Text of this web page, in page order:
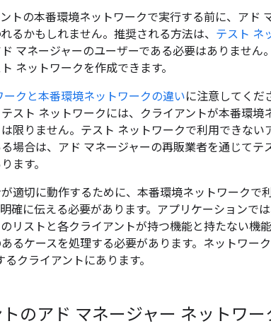
トの本番環境ネットワークで実行する前に、アド
るかもしれません。推奨される方法は、 テスト ネ
マネージャーのユーザーである必要はありません
ネットワークを作成できます。
ークと本番環境ネットワークの違いに注意してくだ
スト ネットワークには、クライアントが本番環境
限りません。テスト ネットワークで利用できない
場合は、アド マネージャーの再販業者を通じてテ
ます。
適切に動作するために、本番環境ネットワークで
確に伝える必要があります。アプリケーションで
リストと各クライアントが持つ機能と持たない機
るケースを処理する必要があります。ネットワー
クライアントにあります。
のアド マネージャー ネットワ